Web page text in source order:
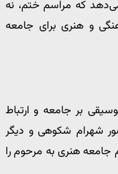
که مراسم ختم، نه
و هنری برای جامعه
بر جامعه و ارتباط
شهرام شکوهی و دیگر
جامعه هنری به مرحوم را